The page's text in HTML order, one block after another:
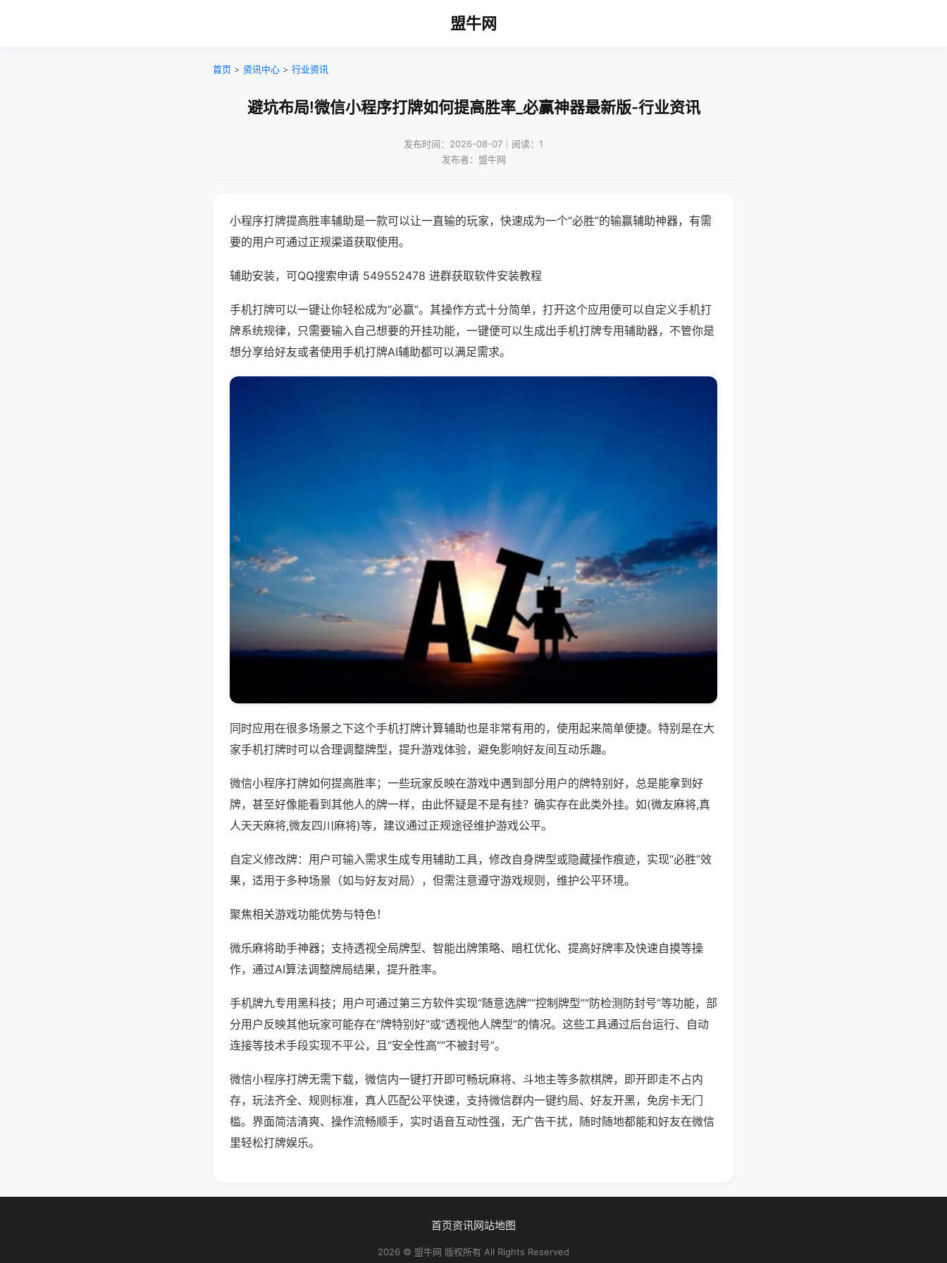
盟牛网
首页 > 资讯中心 > 行业资讯
避坑布局!微信小程序打牌如何提高胜率_必赢神器最新版-行业资讯
发布时间：2026-08-07｜阅读：1
发布者：盟牛网
小程序打牌提高胜率辅助是一款可以让一直输的玩家，快速成为一个“必胜”的输赢辅助神器，有需
要的用户可通过正规渠道获取使用。
辅助安装，可QQ搜索申请 549552478 进群获取软件安装教程
手机打牌可以一键让你轻松成为“必赢”。其操作方式十分简单，打开这个应用便可以自定义手机打
牌系统规律，只需要输入自己想要的开挂功能，一键便可以生成出手机打牌专用辅助器，不管你是
想分享给好友或者使用手机打牌AI辅助都可以满足需求。
同时应用在很多场景之下这个手机打牌计算辅助也是非常有用的，使用起来简单便捷。特别是在大
家手机打牌时可以合理调整牌型，提升游戏体验，避免影响好友间互动乐趣。
微信小程序打牌如何提高胜率；一些玩家反映在游戏中遇到部分用户的牌特别好，总是能拿到好
牌，甚至好像能看到其他人的牌一样，由此怀疑是不是有挂？确实存在此类外挂。如(微友麻将,真
人天天麻将,微友四川麻将)等，建议通过正规途径维护游戏公平。
自定义修改牌：用户可输入需求生成专用辅助工具，修改自身牌型或隐藏操作痕迹，实现“必胜”效
果，适用于多种场景（如与好友对局），但需注意遵守游戏规则，维护公平环境。
聚焦相关游戏功能优势与特色！
微乐麻将助手神器；支持透视全局牌型、智能出牌策略、暗杠优化、提高好牌率及快速自摸等操
作，通过AI算法调整牌局结果，提升胜率。
手机牌九专用黑科技；用户可通过第三方软件实现“随意选牌”“控制牌型”“防检测防封号”等功能，部
分用户反映其他玩家可能存在“牌特别好”或“透视他人牌型”的情况。这些工具通过后台运行、自动
连接等技术手段实现不平公，且“安全性高”“不被封号”。
微信小程序打牌无需下载，微信内一键打开即可畅玩麻将、斗地主等多款棋牌，即开即走不占内
存，玩法齐全、规则标准，真人匹配公平快速，支持微信群内一键约局、好友开黑，免房卡无门
槛。界面简洁清爽、操作流畅顺手，实时语音互动性强，无广告干扰，随时随地都能和好友在微信
里轻松打牌娱乐。
首页资讯网站地图
2026 © 盟牛网 版权所有 All Rights Reserved